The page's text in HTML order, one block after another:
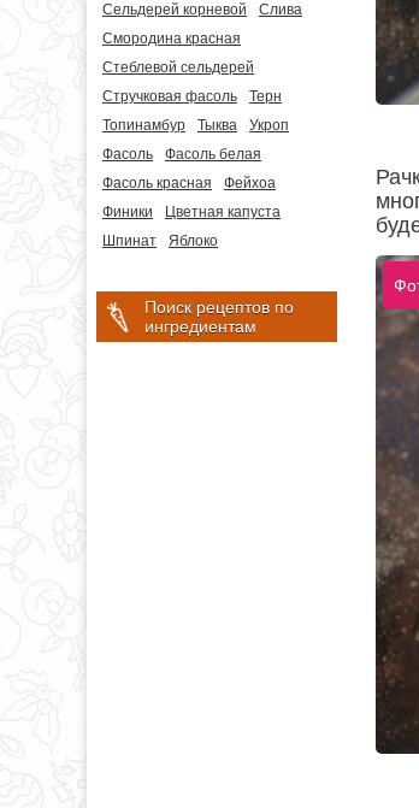
Сельдерей корневой
Слива
Смородина красная
Стеблевой сельдерей
Стручковая фасоль
Терн
Топинамбур
Тыква
Укроп
Фасоль
Фасоль белая
Фасоль красная
Фейхоа
Финики
Цветная капуста
Шпинат
Яблоко
Поиск рецептов по
ингредиентам